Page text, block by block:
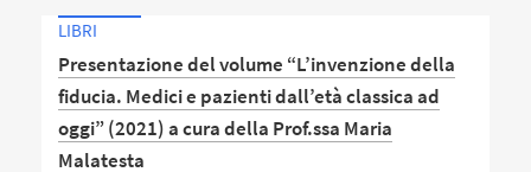
LIBRI
Presentazione del volume “L’invenzione della
fiducia. Medici e pazienti dall’età classica ad
oggi” (2021) a cura della Prof.ssa Maria
Malatesta